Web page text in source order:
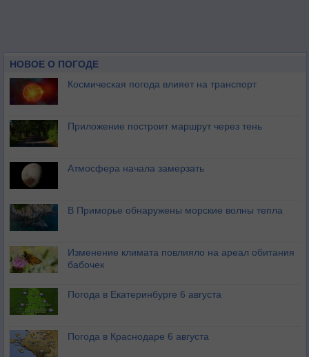
НОВОЕ О ПОГОДЕ
Космическая погода влияет на транспорт
Приложение построит маршрут через тень
Атмосфера начала замерзать
В Приморье обнаружены морские волны тепла
Изменение климата повлияло на ареал обитания
бабочек
Погода в Екатеринбурге 6 августа
Погода в Краснодаре 6 августа